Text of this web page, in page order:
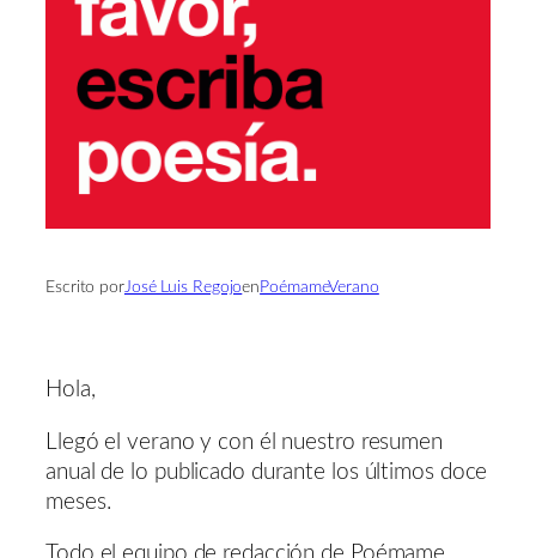
Escrito porJosé Luis Regojoen PoémameVerano
Hola,
Llegó el verano y con él nuestro resumen
anual de lo publicado durante los últimos doce
meses.